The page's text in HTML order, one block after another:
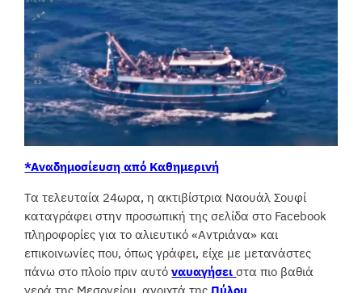
*Αναδημοσίευση από Καθημερινή
Τα τελευταία 24ωρα, η ακτιβίστρια Ναουάλ Σουφί
καταγράφει στην προσωπική της σελίδα στο Facebook
πληροφορίες για το αλιευτικό «Αντριάνα» και
επικοινωνίες που, όπως γράφει, είχε με μετανάστες
πάνω στο πλοίο πριν αυτόναυαγήσειστα πιο βαθιά